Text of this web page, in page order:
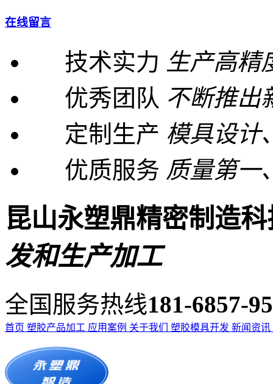
在线留言
技术实力 生产高精
优秀团队 不断推出
定制生产 模具设计
优质服务 质量第一
昆山永塑鼎精密制造
发和生产加工
全国服务热线181-6857-
首页 塑胶产品加工 应用案例 关于我们 塑胶模具开发 新闻资讯